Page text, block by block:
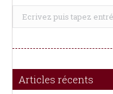
Recherche
Articles récents